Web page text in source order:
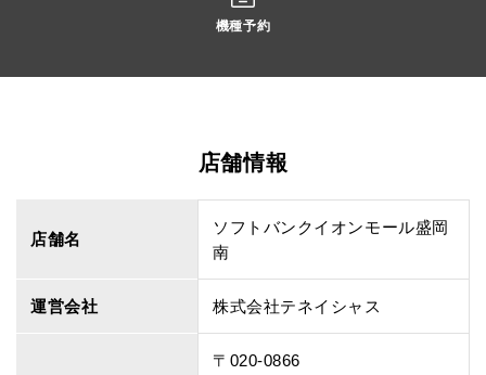
機種予約
店舗情報
店舗名
ソフトバンクイオンモール盛岡
南
運営会社 株式会社テネイシャス
〒020-0866